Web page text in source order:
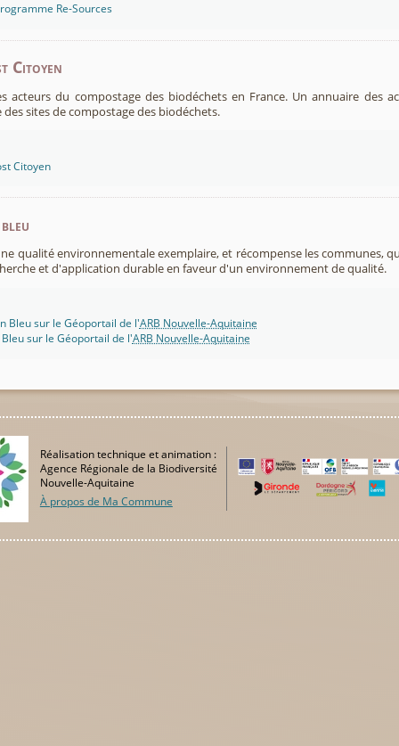
Re-Sources
Citoyen
acteurs du compostage des biodéchets en France. Un annuaire des
sites de compostage des biodéchets.
Citoyen
qualité environnementale exemplaire, et récompense les communes,
et d'application durable en faveur d'un environnement de qualité.
Bleu sur le Géoportail de l'ARB Nouvelle-Aquitaine
sur le Géoportail de l'ARB Nouvelle-Aquitaine
Réalisation technique et animation :
Agence Régionale de la Biodiversité
Nouvelle-Aquitaine
À propos de Ma Commune